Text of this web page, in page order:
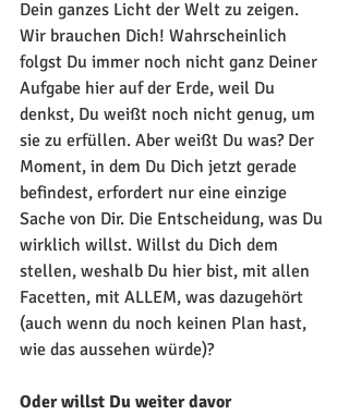
Dein ganzes Licht der Welt zu zeigen.
Wir brauchen Dich! Wahrscheinlich
folgst Du immer noch nicht ganz Deiner
Aufgabe hier auf der Erde, weil Du
denkst, Du weißt noch nicht genug, um
sie zu erfüllen. Aber weißt Du was? Der
Moment, in dem Du Dich jetzt gerade
befindest, erfordert nur eine einzige
Sache von Dir. Die Entscheidung, was Du
wirklich willst. Willst du Dich dem
stellen, weshalb Du hier bist, mit allen
Facetten, mit ALLEM, was dazugehört
(auch wenn du noch keinen Plan hast,
wie das aussehen würde)?
Oder willst Du weiter davor